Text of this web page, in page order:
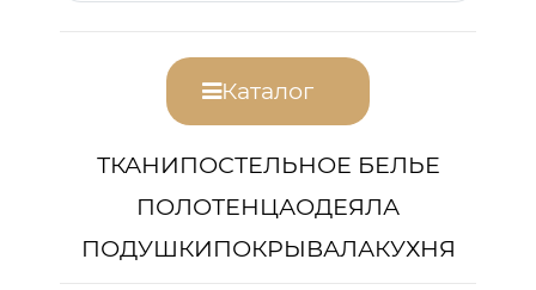
Каталог
ТКАНИПОСТЕЛЬНОЕ БЕЛЬЕ
ПОЛОТЕНЦАОДЕЯЛА
ПОДУШКИПОКРЫВАЛАКУХНЯ